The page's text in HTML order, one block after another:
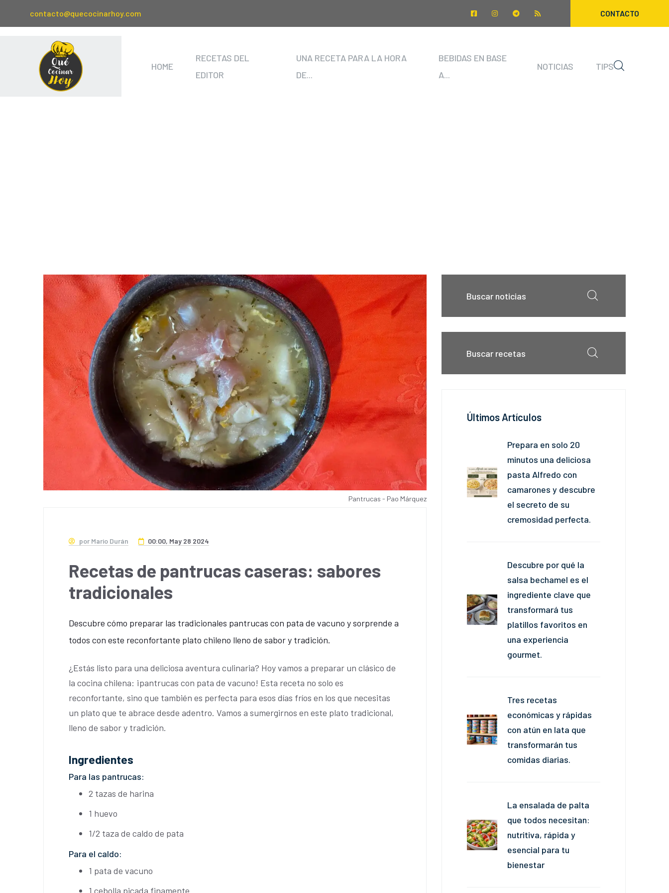
contacto@quecocinarhoy.com CONTACTO
HOME
RECETAS DEL
EDITOR
UNA RECETA PARA LA HORA
DE...
BEBIDAS EN BASE
A...
NOTICIAS TIPS
Pantrucas - Pao Márquez
por Mario Durán 00:00, May 28 2024
Recetas de pantrucas caseras: sabores
tradicionales
Descubre cómo preparar las tradicionales pantrucas con pata de vacuno y sorprende a
todos con este reconfortante plato chileno lleno de sabor y tradición.
¿Estás listo para una deliciosa aventura culinaria? Hoy vamos a preparar un clásico de
la cocina chilena: ¡pantrucas con pata de vacuno! Esta receta no solo es
reconfortante, sino que también es perfecta para esos días fríos en los que necesitas
un plato que te abrace desde adentro. Vamos a sumergirnos en este plato tradicional,
lleno de sabor y tradición.
Ingredientes
Para las pantrucas:
2 tazas de harina
1 huevo
1/2 taza de caldo de pata
Para el caldo:
1 pata de vacuno
1 cebolla picada finamente
Últimos Artículos
Prepara en solo 20
minutos una deliciosa
pasta Alfredo con
camarones y descubre
el secreto de su
cremosidad perfecta.
Descubre por qué la
salsa bechamel es el
ingrediente clave que
transformará tus
platillos favoritos en
una experiencia
gourmet.
Tres recetas
económicas y rápidas
con atún en lata que
transformarán tus
comidas diarias.
La ensalada de palta
que todos necesitan:
nutritiva, rápida y
esencial para tu
bienestar